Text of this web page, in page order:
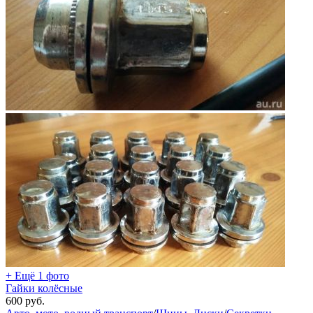
+ Ещё 1 фото
Гайки колёсные
600 руб.